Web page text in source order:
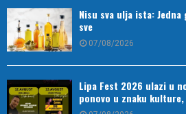
Nisu sva ulja ista:
sve
07/08/2026
Lipa Fest 2026 ulazi u
ponovo u znaku